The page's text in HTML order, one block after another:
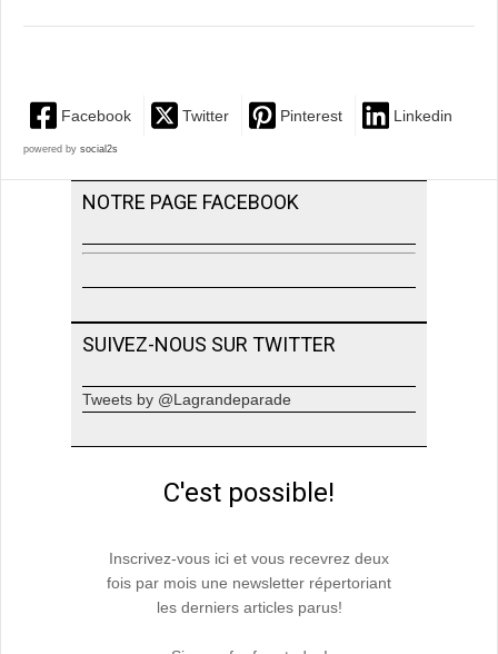
Facebook Twitter Pinterest Linkedin
powered by social2s
NOTRE PAGE FACEBOOK
SUIVEZ-NOUS SUR TWITTER
Tweets by @Lagrandeparade
C'est possible!
Inscrivez-vous ici et vous recevrez deux
fois par mois une newsletter répertoriant
les derniers articles parus!